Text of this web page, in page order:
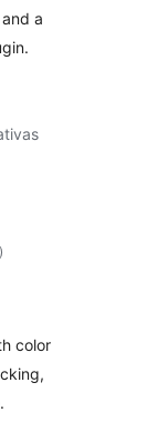
a
total
de
)
color